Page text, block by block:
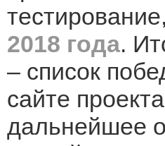
2018 года.
– список
сайте
дальнейшее